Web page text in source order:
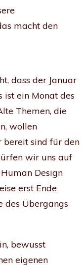
macht den
dass der Januar
ist ein Monat des
Themen, die
wollen
bereit sind für den
wir uns auf
Design
erst Ende
des Übergangs
bewusst
eigenen